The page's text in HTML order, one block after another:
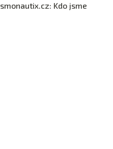
: Kdo jsme